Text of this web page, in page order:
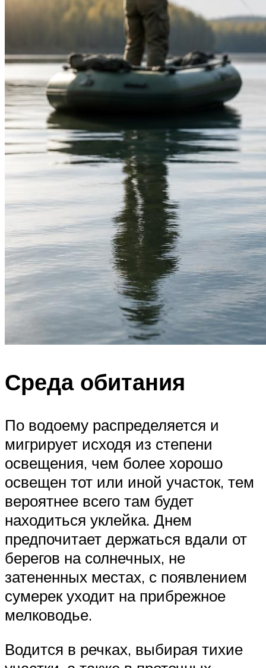
Среда обитания
По водоему распределяется и
мигрирует исходя из степени
освещения, чем более хорошо
освещен тот или иной участок, тем
вероятнее всего там будет
находиться уклейка. Днем
предпочитает держаться вдали от
берегов на солнечных, не
затененных местах, с появлением
сумерек уходит на прибрежное
мелководье.
Водится в речках, выбирая тихие